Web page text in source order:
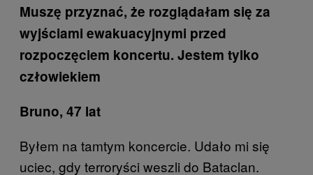
Muszę przyznać, że rozglądałam się za
wyjściami ewakuacyjnymi przed
rozpoczęciem koncertu. Jestem tylko
człowiekiem
Bruno, 47 lat
Byłem na tamtym koncercie. Udało mi się
uciec, gdy terroryści weszli do Bataclan.